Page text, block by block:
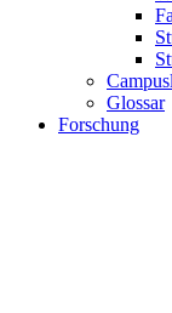
Glossar
Forschung